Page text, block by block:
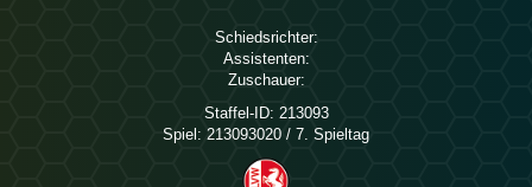
Schiedsrichter:
Assistenten:
Zuschauer:
Staffel-ID: 213093
Spiel: 213093020 / 7. Spieltag